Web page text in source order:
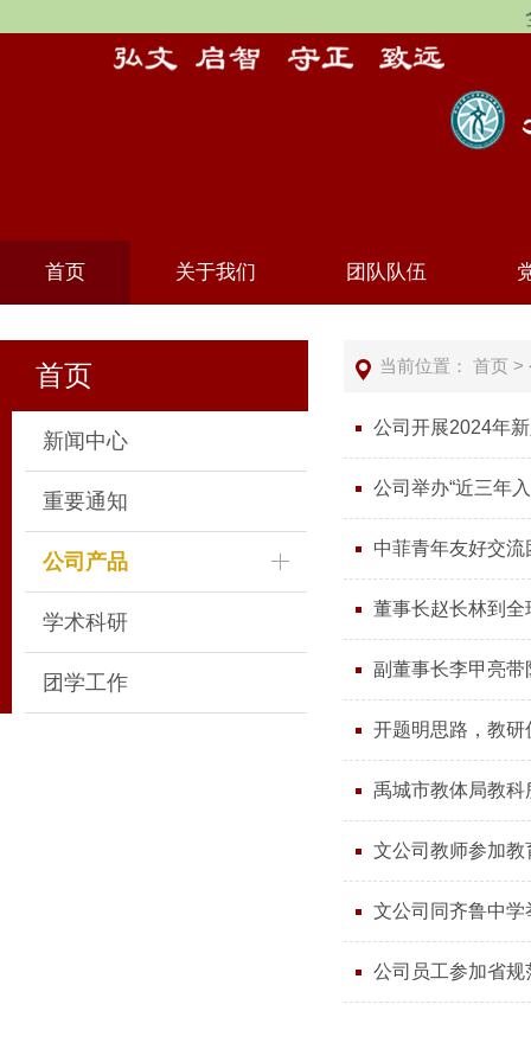
首页 关于我们 团队队伍
首页
新闻中心
重要通知
公司产品
学术科研
团学工作
当前位置： 首页 >
公司开展2024年
公司举办“近三年
中菲青年友好交
董事长赵长林到
副董事长李甲亮
开题明思路，教
禹城市教体局教
文公司教师参加
文公司同齐鲁中
公司员工参加省